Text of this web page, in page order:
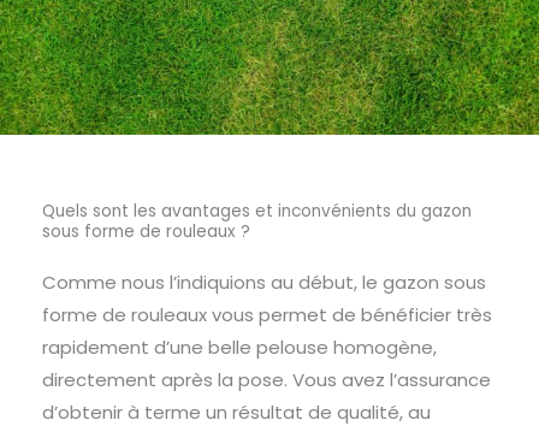
Quels sont les avantages et inconvénients du gazon
sous forme de rouleaux ?​​
Comme nous l’indiquions au début, le gazon sous
forme de rouleaux vous permet de bénéficier très
rapidement d’une belle pelouse homogène,
directement après la pose. Vous avez l’assurance
d’obtenir à terme un résultat de qualité, au